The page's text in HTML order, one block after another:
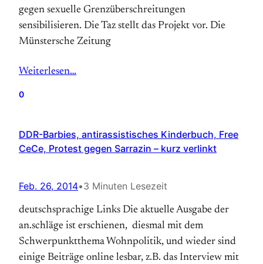
gegen sexuelle Grenzüberschreitungen
sensibilisieren. Die Taz stellt das Projekt vor. Die
Münstersche Zeitung
Weiterlesen…
0
DDR-Barbies, antirassistisches Kinderbuch, Free
CeCe, Protest gegen Sarrazin – kurz verlinkt
Feb. 26, 2014•3 Minuten Lesezeit
deutschsprachige Links Die aktuelle Ausgabe der
an.schläge ist erschienen, diesmal mit dem
Schwerpunktthema Wohnpolitik, und wieder sind
einige Beiträge online lesbar, z.B. das Interview mit